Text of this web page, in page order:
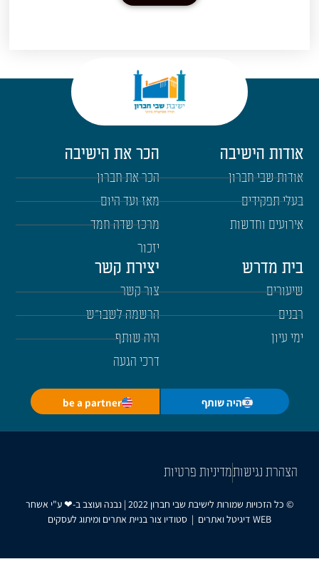
אודות הישיבה
אודות שבי חברון
בעלי תפקידים
אירועים וחדשות
הכר את הישיבה
הכר את חברון
מאז ועד היום
מרכז שדה חמד
יזכור
בית מדרש
שיעורים
רבנים
ימי עיון
יצירת קשר
צור קשר
הרשמה לשבו"ש
היה שותף
דרכי הגעה
היה שותף be a partner
הצהרת נגישותמדיניות פרטיות
© כל הזכויות שמורות לישיבת שבי חברון 2022 | נבנה ועוצב ב-❤ ע"י
אשחר
WEB דיגיטל ואתרים | סטודיו צור בניית אתרים ומיתוג לעסקים